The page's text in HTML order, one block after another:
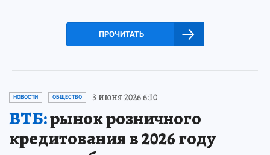
ПРОЧИТАТЬ
НОВОСТИ ОБЩЕСТВО 3 июня 2026 6:10
ВТБ:рынок розничного
кредитования в 2026 году